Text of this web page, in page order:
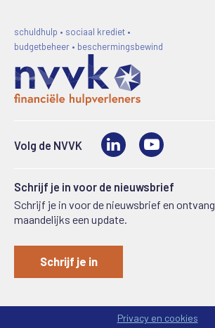
schuldhulp • sociaal krediet •
budgetbeheer • beschermingsbewind
Volg de NVVK LinkedIn
Schrijf je in voor de nieuwsbrief
Schrijf je in voor de nieuwsbrief en ontvang
maandelijks een update.
Schrijf je in
Privacy en cookies